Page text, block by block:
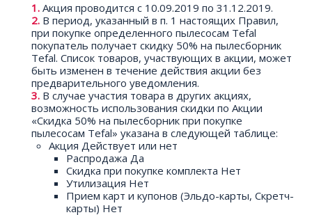
Акция проводится с 10.09.2019 по 31.12.2019.
В период, указанный в п. 1 настоящих Правил,
при покупке определенного пылесосам Tefal
покупатель получает скидку 50% на пылесборник
Tefal. Список товаров, участвующих в акции, может
быть изменен в течение действия акции без
предварительного уведомления.
В случае участия товара в других акциях,
возможность использования скидки по Акции
«Скидка 50% на пылесборник при покупке
пылесосам Tefal» указана в следующей таблице:
Aкция Действует или нет
Распродажа Да
Скидка при покупке комплекта Нет
Утилизация Нет
Прием карт и купонов (Эльдо-карты, Скретч-
карты) Нет